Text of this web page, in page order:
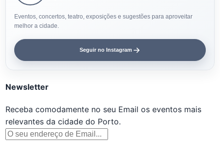
Eventos, concertos, teatro, exposições e sugestões para aproveitar
melhor a cidade.
Seguir no Instagram
Newsletter
Receba comodamente no seu Email os eventos mais
relevantes da cidade do Porto.